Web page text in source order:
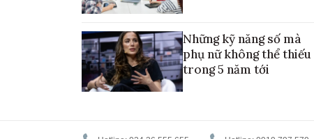
Những kỹ năng số mà
phụ nữ không thể thiếu
trong 5 năm tới